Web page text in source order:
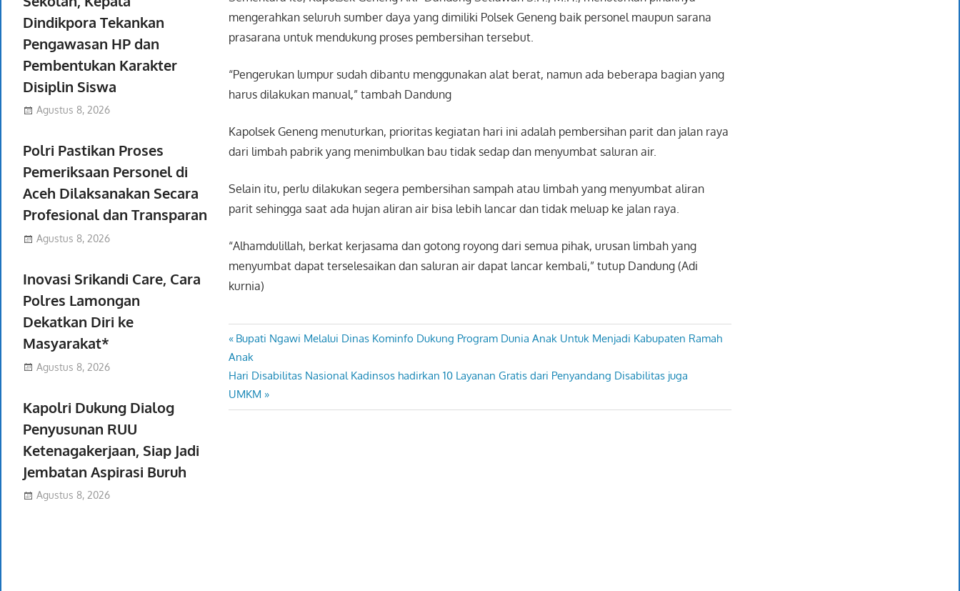
mengerahkan seluruh sumber daya yang dimiliki Polsek Geneng baik personel maupun sarana
prasarana untuk mendukung proses pembersihan tersebut.
“Pengerukan lumpur sudah dibantu menggunakan alat berat, namun ada beberapa bagian yang
harus dilakukan manual,” tambah Dandung
Kapolsek Geneng menuturkan, prioritas kegiatan hari ini adalah pembersihan parit dan jalan raya
dari limbah pabrik yang menimbulkan bau tidak sedap dan menyumbat saluran air.
Selain itu, perlu dilakukan segera pembersihan sampah atau limbah yang menyumbat aliran
parit sehingga saat ada hujan aliran air bisa lebih lancar dan tidak meluap ke jalan raya.
“Alhamdulillah, berkat kerjasama dan gotong royong dari semua pihak, urusan limbah yang
menyumbat dapat terselesaikan dan saluran air dapat lancar kembali,” tutup Dandung (Adi
kurnia)
Navigasi
pos
Previous
Post:
Bupati Ngawi Melalui Dinas Kominfo Dukung Program Dunia Anak Untuk Menjadi Kabupaten Ramah
Anak
Next
Post:
Hari Disabilitas Nasional Kadinsos hadirkan 10 Layanan Gratis dari Penyandang Disabilitas juga
UMKM
Dindikpora Tekankan
Pengawasan HP dan
Pembentukan Karakter
Disiplin Siswa
Agustus 8, 2026
Polri Pastikan Proses
Pemeriksaan Personel di
Aceh Dilaksanakan Secara
Profesional dan Transparan
Agustus 8, 2026
Inovasi Srikandi Care, Cara
Polres Lamongan
Dekatkan Diri ke
Masyarakat*
Agustus 8, 2026
Kapolri Dukung Dialog
Penyusunan RUU
Ketenagakerjaan, Siap Jadi
Jembatan Aspirasi Buruh
Agustus 8, 2026